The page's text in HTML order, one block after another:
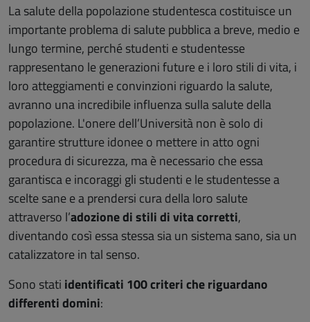
La salute della popolazione studentesca costituisce un
importante problema di salute pubblica a breve, medio e
lungo termine, perché studenti e studentesse
rappresentano le generazioni future e i loro stili di vita, i
loro atteggiamenti e convinzioni riguardo la salute,
avranno una incredibile influenza sulla salute della
popolazione. L'onere dell’Università non è solo di
garantire strutture idonee o mettere in atto ogni
procedura di sicurezza, ma è necessario che essa
garantisca e incoraggi gli studenti e le studentesse a
scelte sane e a prendersi cura della loro salute
attraverso l’adozione di stili di vita corretti,
diventando così essa stessa sia un sistema sano, sia un
catalizzatore in tal senso.
Sono stati identificati 100 criteri che riguardano
differenti domini: